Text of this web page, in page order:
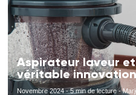
Aspirateur laveur
véritable
Novembre 2024- 5 min de lecture -